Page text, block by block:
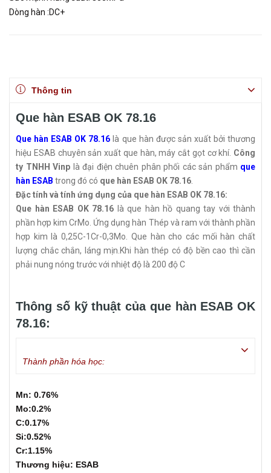
Dòng hàn :DC+
Thông tin
Que hàn ESAB OK 78.16
Que hàn ESAB OK 78.16 là que hàn được sản xuất bởi thương
hiệu ESAB chuyên sản xuất que hàn, máy cắt gọt cơ khí. Công
ty TNHH Vinp là đại điện chuên phân phối các sản phẩm que
hàn ESAB trong đó có que hàn ESAB OK 78.16
Đặc tính và tính ứng dụng của que hàn ESAB OK 78.16:
Que hàn ESAB OK 78.16 là que hàn hồ quang tay với thành
phần hợp kim CrMo. Ứng dụng hàn Thép và ram với thành phần
hợp kim là 0,25C-1Cr-0,3Mo. Que hàn cho các mối hàn chất
lượng chắc chắn, láng mịn.Khi hàn thép có độ bền cao thì cần
phải nung nóng trước với nhiệt độ là 200 độ C
Thông số kỹ thuật của que hàn ESAB OK
78.16:
Thành phần hóa học:
Mn: 0.76%
Mo:0.2%
C:0.17%
Si:0.52%
Cr:1.15%
Thương hiệu: ESAB